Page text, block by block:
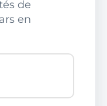
de
en